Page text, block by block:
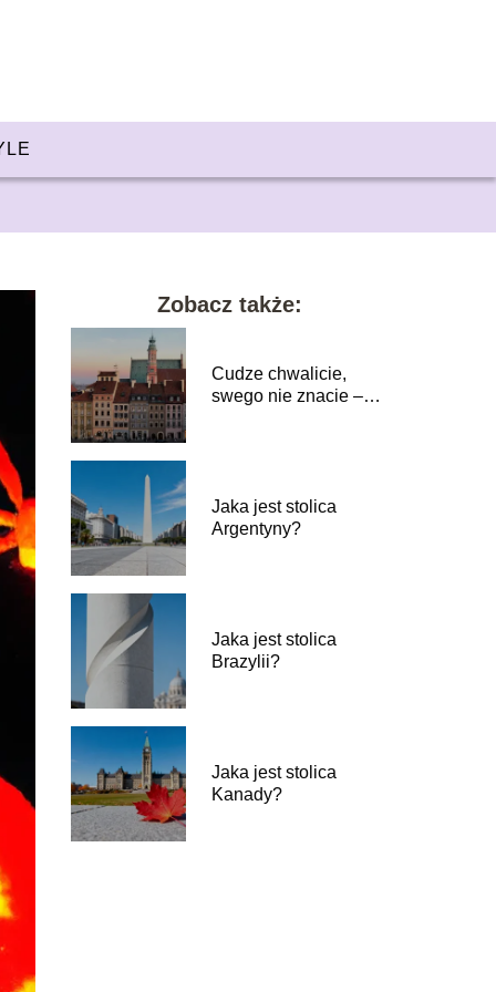
Zobacz także:
Cudze chwalicie,
swego nie znacie –
Jaka jest stolica
Argentyny?
Jaka jest stolica
Brazylii?
Jaka jest stolica
Kanady?